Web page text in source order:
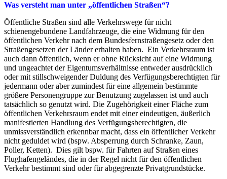
Was versteht man unter „öffentlichen Straßen“?
Öffentliche Straßen sind alle Verkehrswege für nicht
schienengebundene Landfahrzeuge, die eine Widmung für den
öffentlichen Verkehr nach dem Bundesfernstraßengesetz oder den
Straßengesetzen der Länder erhalten haben. Ein Verkehrsraum ist
auch dann öffentlich, wenn er ohne Rücksicht auf eine Widmung
und ungeachtet der Eigentumsverhältnisse entweder ausdrücklich
oder mit stillschweigender Duldung des Verfügungsberechtigten für
jedermann oder aber zumindest für eine allgemein bestimmte
größere Personengruppe zur Benutzung zugelassen ist und auch
tatsächlich so genutzt wird. Die Zugehörigkeit einer Fläche zum
öffentlichen Verkehrsraum endet mit einer eindeutigen, äußerlich
manifestierten Handlung des Verfügungsberechtigten, die
unmissverständlich erkennbar macht, dass ein öffentlicher Verkehr
nicht geduldet wird (bspw. Absperrung durch Schranke, Zaun,
Poller, Ketten). Dies gilt bspw. für Fahrten auf Straßen eines
Flughafengeländes, die in der Regel nicht für den öffentlichen
Verkehr bestimmt sind oder für abgegrenzte Privatgrundstücke.